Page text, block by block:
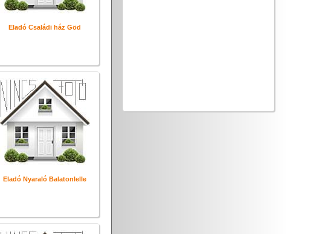
Eladó Családi ház Göd
Eladó Nyaraló Balatonlelle